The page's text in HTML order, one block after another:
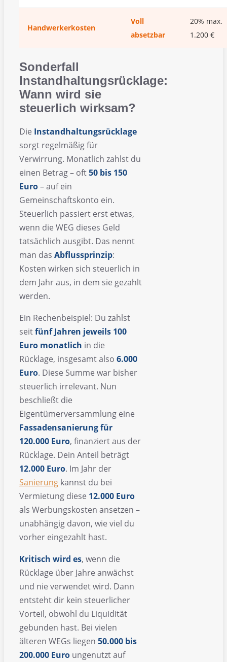
Handwerkerkosten
Voll
absetzbar
20% max.
1.200 €
Sonderfall
Instandhaltungsrücklage:
Wann wird sie
steuerlich wirksam?
Die Instandhaltungsrücklage
sorgt regelmäßig für
Verwirrung. Monatlich zahlst du
einen Betrag – oft50 bis 150
Euro– auf ein
Gemeinschaftskonto ein.
Steuerlich passiert erst etwas,
wenn die WEG dieses Geld
tatsächlich ausgibt. Das nennt
man das Abflussprinzip:
Kosten wirken sich steuerlich in
dem Jahr aus, in dem sie gezahlt
werden.
Ein Rechenbeispiel: Du zahlst
seitfünf Jahren jeweils 100
Euro monatlich in die
Rücklage, insgesamt also 6.000
Euro. Diese Summe war bisher
steuerlich irrelevant. Nun
beschließt die
Eigentümerversammlung eine
Fassadensanierung für
120.000 Euro, finanziert aus der
Rücklage. Dein Anteil beträgt
12.000 Euro. Im Jahr der
Sanierung kannst du bei
Vermietung diese 12.000 Euro
als Werbungskosten ansetzen –
unabhängig davon, wie viel du
vorher eingezahlt hast.
Kritisch wird es, wenn die
Rücklage über Jahre anwächst
und nie verwendet wird. Dann
entsteht dir kein steuerlicher
Vorteil, obwohl du Liquidität
gebunden hast. Bei vielen
älteren WEGs liegen 50.000 bis
200.000 Euro ungenutzt auf